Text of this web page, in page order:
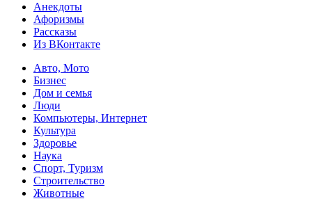
Анекдоты
Афоризмы
Рассказы
Из ВКонтакте
Авто, Мото
Бизнес
Дом и семья
Люди
Компьютеры, Интернет
Культура
Здоровье
Наука
Спорт, Туризм
Строительство
Животные